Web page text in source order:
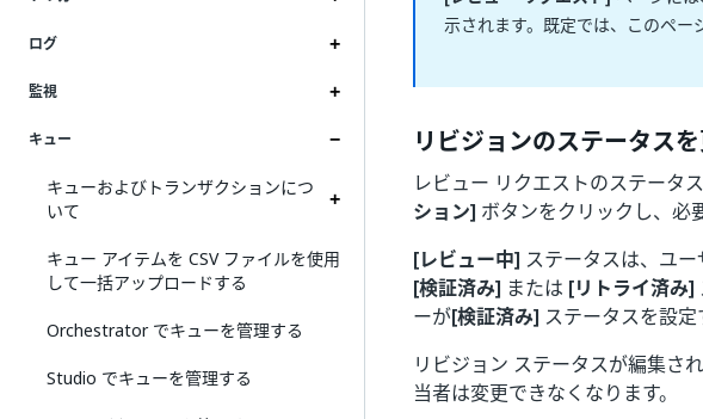
ログ
監視
キュー
キューおよびトランザクションにつ
いて
キュー アイテムを CSV ファイルを使用
して一括アップロードする
Orchestrator でキューを管理する
Studio でキューを管理する
示されます。既定では、このペー
リビジョンのステータス
レビュー リクエストのステータ
ション] ボタンをクリックし、必
[レビュー中] ステータスは、ユ
[検証済み] または [リトライ済み]
ーが[検証済み] ステータスを設定
リビジョン ステータスが編集さ
当者は変更できなくなります。